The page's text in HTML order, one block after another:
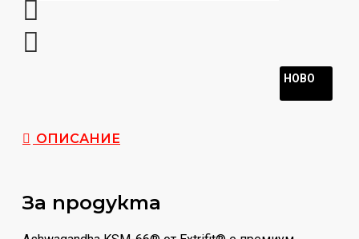
НОВО
ОПИСАНИЕ
За продукта